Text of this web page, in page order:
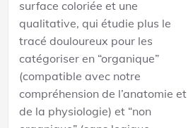
surface coloriée et une
qualitative, qui étudie plus le
tracé douloureux pour les
catégoriser en “organique”
(compatible avec notre
compréhension de l’anatomie et
de la physiologie) et “non